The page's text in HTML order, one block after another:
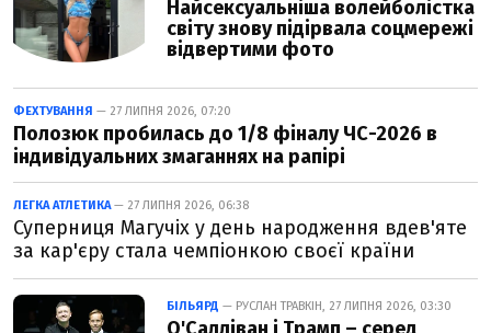
Найсексуальніша волейболістка
світу знову підірвала соцмережі
відвертими фото
ФЕХТУВАННЯ — 27 ЛИПНЯ 2026, 07:20
Полозюк пробилась до 1/8 фіналу ЧС-2026 в
індивідуальних змаганнях на рапірі
ЛЕГКА АТЛЕТИКА— 27 ЛИПНЯ 2026, 06:38
Суперниця Магучіх у день народження вдев'яте
за кар'єру стала чемпіонкою своєї країни
БІЛЬЯРД — РУСЛАН ТРАВКІН, 27 ЛИПНЯ 2026, 03:30